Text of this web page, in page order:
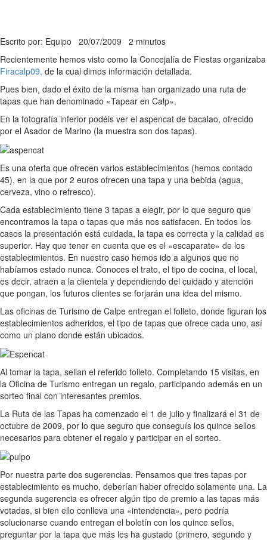
Escrito por: Equipo 20/07/2009 2 minutos
Recientemente hemos visto como la Concejalía de Fiestas organizaba
Firacalp09, de la cual dimos información detallada.
Pues bien, dado el éxito de la misma han organizado una ruta de
tapas que han denominado «Tapear en Calp».
En la fotografía inferior podéis ver el aspencat de bacalao, ofrecido
por el Asador de Marino (la muestra son dos tapas).
Es una oferta que ofrecen varios establecimientos (hemos contado
45), en la que por 2 euros ofrecen una tapa y una bebida (agua,
cerveza, vino o refresco).
Cada establecimiento tiene 3 tapas a elegir, por lo que seguro que
encontramos la tapa o tapas que más nos satisfacen. En todos los
casos la presentación está cuidada, la tapa es correcta y la calidad es
superior. Hay que tener en cuenta que es el «escaparate» de los
establecimientos. En nuestro caso hemos ido a algunos que no
habíamos estado nunca. Conoces el trato, el tipo de cocina, el local,
es decir, atraen a la clientela y dependiendo del cuidado y atención
que pongan, los futuros clientes se forjarán una idea del mismo.
Las oficinas de Turismo de Calpe entregan el folleto, donde figuran los
establecimientos adheridos, el tipo de tapas que ofrece cada uno, así
como un plano donde están ubicados.
Al tomar la tapa, sellan el referido folleto. Completando 15 visitas, en
la Oficina de Turismo entregan un regalo, participando además en un
sorteo final con interesantes premios.
La Ruta de las Tapas ha comenzado el 1 de julio y finalizará el 31 de
octubre de 2009, por lo que seguro que conseguís los quince sellos
necesarios para obtener el regalo y participar en el sorteo.
Por nuestra parte dos sugerencias. Pensamos que tres tapas por
establecimiento es mucho, deberían haber ofrecido solamente una. La
segunda sugerencia es ofrecer algún tipo de premio a las tapas más
votadas, si bien ello conlleva una «intendencia», pero podría
solucionarse cuando entregan el boletín con los quince sellos,
preguntar por la tapa que más les ha gustado (primero, segundo y